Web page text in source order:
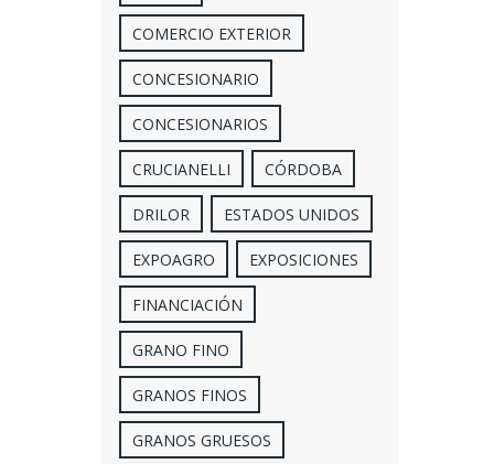
COMERCIO EXTERIOR
CONCESIONARIO
CONCESIONARIOS
CRUCIANELLI CÓRDOBA
DRILOR ESTADOS UNIDOS
EXPOAGRO EXPOSICIONES
FINANCIACIÓN
GRANO FINO
GRANOS FINOS
GRANOS GRUESOS